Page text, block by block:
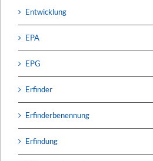
Entwicklung
EPA
EPG
Erfinder
Erfinderbenennung
Erfindung